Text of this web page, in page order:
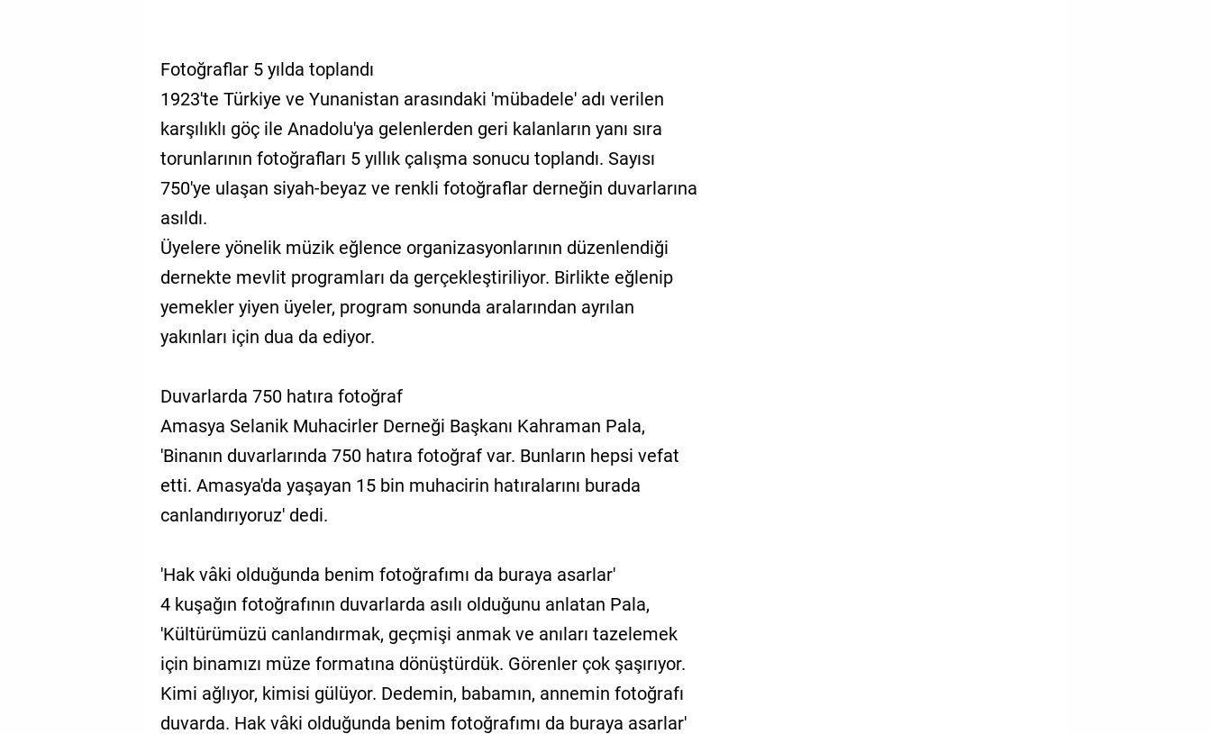
Fotoğraflar 5 yılda toplandı
1923'te Türkiye ve Yunanistan arasındaki 'mübadele' adı verilen
karşılıklı göç ile Anadolu'ya gelenlerden geri kalanların yanı sıra
torunlarının fotoğrafları 5 yıllık çalışma sonucu toplandı. Sayısı
750'ye ulaşan siyah-beyaz ve renkli fotoğraflar derneğin duvarlarına
asıldı.
Üyelere yönelik müzik eğlence organizasyonlarının düzenlendiği
dernekte mevlit programları da gerçekleştiriliyor. Birlikte eğlenip
yemekler yiyen üyeler, program sonunda aralarından ayrılan
yakınları için dua da ediyor.
Duvarlarda 750 hatıra fotoğraf
Amasya Selanik Muhacirler Derneği Başkanı Kahraman Pala,
'Binanın duvarlarında 750 hatıra fotoğraf var. Bunların hepsi vefat
etti. Amasya'da yaşayan 15 bin muhacirin hatıralarını burada
canlandırıyoruz' dedi.
'Hak vâki olduğunda benim fotoğrafımı da buraya asarlar'
4 kuşağın fotoğrafının duvarlarda asılı olduğunu anlatan Pala,
'Kültürümüzü canlandırmak, geçmişi anmak ve anıları tazelemek
için binamızı müze formatına dönüştürdük. Görenler çok şaşırıyor.
Kimi ağlıyor, kimisi gülüyor. Dedemin, babamın, annemin fotoğrafı
duvarda. Hak vâki olduğunda benim fotoğrafımı da buraya asarlar'